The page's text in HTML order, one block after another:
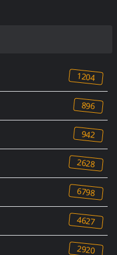
1204
896
942
2628
6798
4627
2920